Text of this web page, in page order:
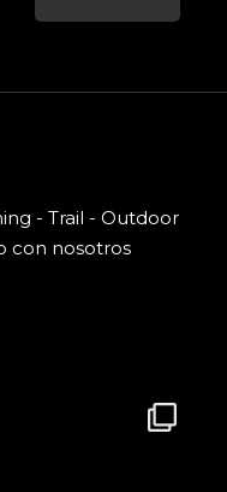
- Trail - Outdoor
con nosotros